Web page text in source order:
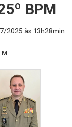
BPM
2025 às 13h28min